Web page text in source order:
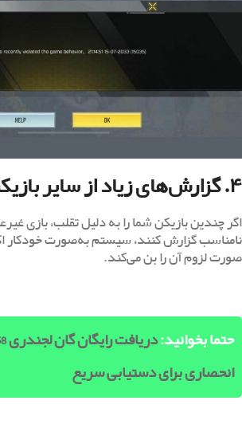
۴. گزارش‌های زیاد از سایر بازیکنان
اگر چندین بازیکن شما را به دلیل تقلب، بازی
نامناسب گزارش کنند، سیستم به‌صورت خودکار
صورت لزوم آن را بن می‌کند.
حتما بخوانید:
انحصاری برای دستیابی سریع